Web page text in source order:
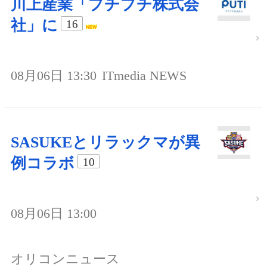
川上産業「プチプチ株式会
社」に
16
08月06日 13:30 ITmedia NEWS
SASUKEとリラックマが異
例コラボ
10
08月06日 13:00
オリコンニュース